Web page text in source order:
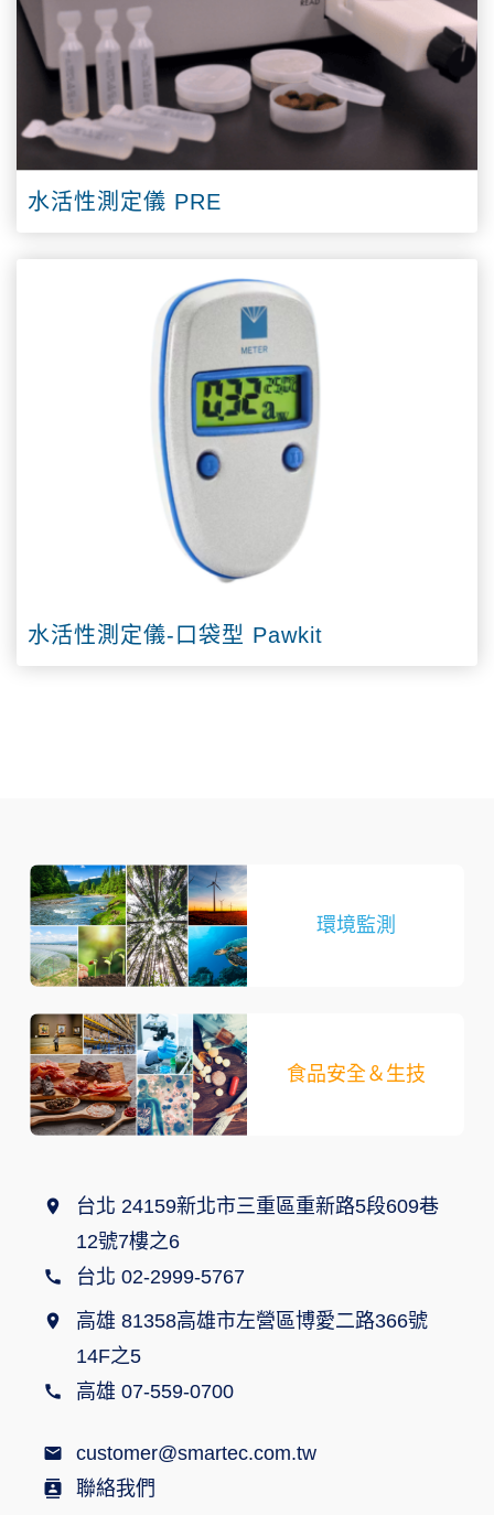
水活性測定儀 PRE
水活性測定儀-口袋型 Pawkit
環境監測
食品安全＆生技
台北 24159新北市三重區重新路5段609巷
12號7樓之6
台北 02-2999-5767
高雄 81358高雄市左營區博愛二路366號
14F之5
高雄 07-559-0700
customer@smartec.com.tw
聯絡我們